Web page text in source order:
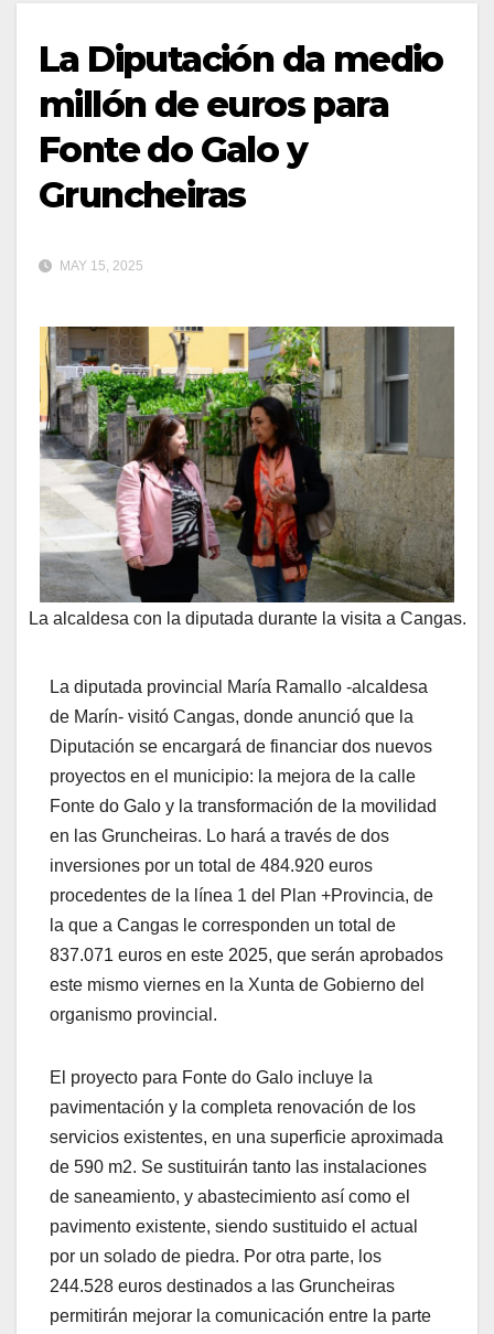
La Diputación da medio
millón de euros para
Fonte do Galo y
Gruncheiras
MAY 15, 2025
La alcaldesa con la diputada durante la visita a Cangas.
La diputada provincial María Ramallo -alcaldesa
de Marín- visitó Cangas, donde anunció que la
Diputación se encargará de financiar dos nuevos
proyectos en el municipio: la mejora de la calle
Fonte do Galo y la transformación de la movilidad
en las Gruncheiras. Lo hará a través de dos
inversiones por un total de 484.920 euros
procedentes de la línea 1 del Plan +Provincia, de
la que a Cangas le corresponden un total de
837.071 euros en este 2025, que serán aprobados
este mismo viernes en la Xunta de Gobierno del
organismo provincial.
El proyecto para Fonte do Galo incluye la
pavimentación y la completa renovación de los
servicios existentes, en una superficie aproximada
de 590 m2. Se sustituirán tanto las instalaciones
de saneamiento, y abastecimiento así como el
pavimento existente, siendo sustituido el actual
por un solado de piedra. Por otra parte, los
244.528 euros destinados a las Gruncheiras
permitirán mejorar la comunicación entre la parte